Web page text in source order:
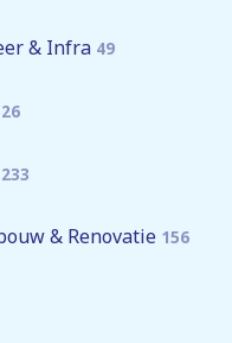
& Infra 49
26
233
& Renovatie 156